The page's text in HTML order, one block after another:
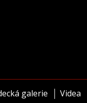
galerie Videa